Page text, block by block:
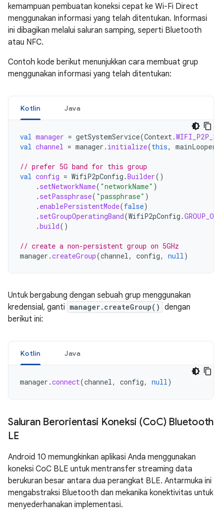
kemampuan pembuatan koneksi cepat ke Wi-Fi Direct
menggunakan informasi yang telah ditentukan. Informasi
ini dibagikan melalui saluran samping, seperti Bluetooth
atau NFC.
Contoh kode berikut menunjukkan cara membuat grup
menggunakan informasi yang telah ditentukan:
Kotlin Java
val manager = getSystemService(Context.
val channel = manager . initialize(this, mainLooper
// prefer 5G band for this group
val config = WifiP2pConfig .Builder()
. setNetworkName( "networkName" )
. setPassphrase( "passphrase" )
. enablePersistentMode(false)
. setGroupOperatingBand(WifiP2pConfig .
.build()
// create a non-persistent group on 5GHz
manager .createGroup(channel, config, null)
Untuk bergabung dengan sebuah grup menggunakan
kredensial, ganti manager.createGroup() dengan
berikut ini:
Kotlin Java
manager .connect(channel, config, null)
Saluran Berorientasi Koneksi (CoC) Bluetooth
LE
Android 10 memungkinkan aplikasi Anda menggunakan
koneksi CoC BLE untuk mentransfer streaming data
berukuran besar antara dua perangkat BLE. Antarmuka ini
mengabstraksi Bluetooth dan mekanika konektivitas untuk
menyederhanakan implementasi.